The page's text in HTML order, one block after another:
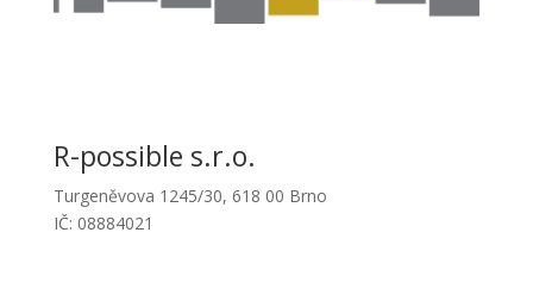
R-possible s.r.o.
Turgeněvova 1245/30, 618 00 Brno
IČ: 08884021